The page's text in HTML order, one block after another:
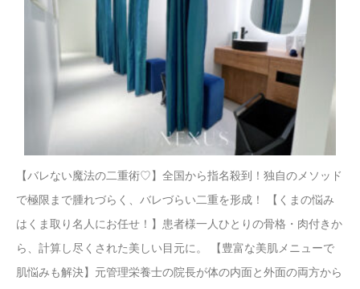
【バレない魔法の二重術♡】全国から指名殺到！独自のメソッド
で極限まで腫れづらく、バレづらい二重を形成！ 【くまの悩み
はくま取り名人にお任せ！】患者様一人ひとりの骨格・肉付きか
ら、計算し尽くされた美しい目元に。 【豊富な美肌メニューで
肌悩みも解決】元管理栄養士の院長が体の内面と外面の両方から